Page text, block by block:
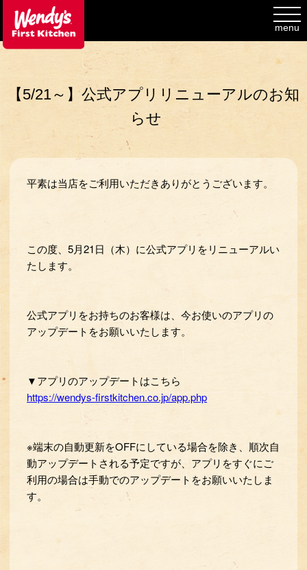
menu
【5/21～】公式アプリリニューアルのお知
らせ
平素は当店をご利用いただきありがとうございます。
この度、5月21日（木）に公式アプリをリニューアルい
たします。
公式アプリをお持ちのお客様は、今お使いのアプリの
アップデートをお願いいたします。
▼アプリのアップデートはこちら
https://wendys-firstkitchen.co.jp/app.php
※端末の自動更新をOFFにしている場合を除き、順次自
動アップデートされる予定ですが、アプリをすぐにご
利用の場合は手動でのアップデートをお願いいたしま
す。